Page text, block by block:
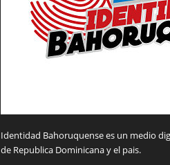
Identidad Bahoruquense es un medio
de Republica Dominicana y el pais.